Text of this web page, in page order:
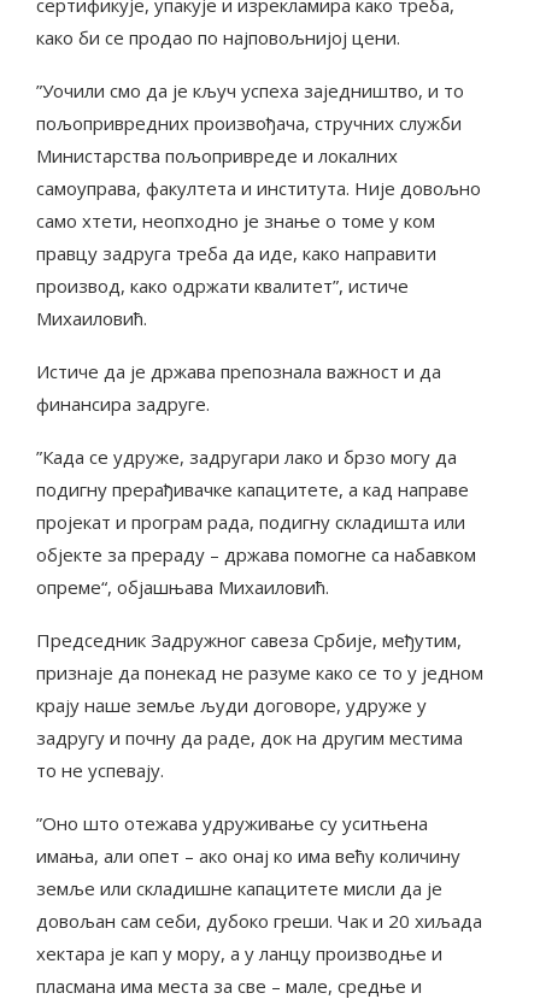
како би се продао по најповољнијој цени.
”Уочили смо да је кључ успеха заједништво, и то
пољопривредних произвођача, стручних служби
Министарства пољопривреде и локалних
самоуправа, факултета и института. Није довољно
само хтети, неопходно је знање о томе у ком
правцу задруга треба да иде, како направити
производ, како одржати квалитет”, истиче
Михаиловић.
Истиче да је држава препознала важност и да
финансира задруге.
”Када се удруже, задругари лако и брзо могу да
подигну прерађивачке капацитете, а кад направе
пројекат и програм рада, подигну складишта или
објекте за прераду – држава помогне са набавком
опреме“, објашњава Михаиловић.
Председник Задружног савеза Србије, међутим,
признаје да понекад не разуме како се то у једном
крају наше земље људи договоре, удруже у
задругу и почну да раде, док на другим местима
то не успевају.
”Оно што отежава удруживање су уситњена
имања, али опет – ако онај ко има већу количину
земље или складишне капацитете мисли да је
довољан сам себи, дубоко греши. Чак и 20 хиљада
хектара је кап у мору, а у ланцу производње и
пласмана има места за све – мале, средње и